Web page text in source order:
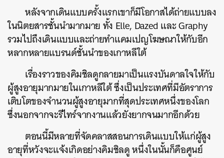
หลังจากเดินแบบครั้งแรกเขาก็มีโอกาสได้ถ่ายแบบลง
ในนิตยสารชั้นนำมากมายทั้ง Elle, Dazed และGraphy
รวมไปถึงเดินแบบและถ่ายทำแคมเปญโฆษณาให้กับอีก
หลากหลายแบรนด์ชั้นนำของเกาหลีใต้
เรื่องราวของคิมชิลดูกลายมาเป็นแรงบันดาลใจให้กับ
ผู้สูงอายุมากมายในเกาหลีใต้ซึ่งเป็นประเทศที่มีอัตราการ
เติบโตของจำนวนผู้สูงอายุมากที่สุดประเทศหนึ่งของโลก
ซึ่งนอกจากจะรีไทร์จากงานแล้วยังยากจนมากอีกด้วย
ตอนนี้มีหลายที่จัดคลาสสอนการเดินแบบให้แก่ผู้สูง
อายุที่หวังจะแจ้งเกิดอย่างคิมชิลดูหนึ่งในนั้นก็คือศูนย์